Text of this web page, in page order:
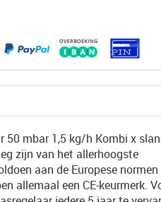
50 mbar 1,5 kg/h Kombi x
zijn van het allerhoogste
aan de Europese normen
allemaal een CE-keurmerk.